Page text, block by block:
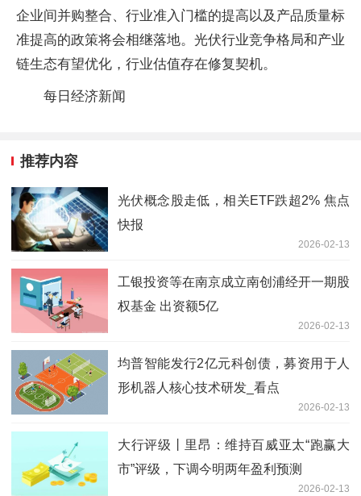
企业间并购整合、行业准入门槛的提高以及产品质量标
准提高的政策将会相继落地。光伏行业竞争格局和产业
链生态有望优化，行业估值存在修复契机。
每日经济新闻
推荐内容
光伏概念股走低，相关ETF跌超2% 焦点
快报
2026-02-13
工银投资等在南京成立南创浦经开一期股
权基金 出资额5亿
2026-02-13
均普智能发行2亿元科创债，募资用于人
形机器人核心技术研发_看点
2026-02-13
大行评级丨里昂：维持百威亚太“跑赢大
市”评级，下调今明两年盈利预测
2026-02-13